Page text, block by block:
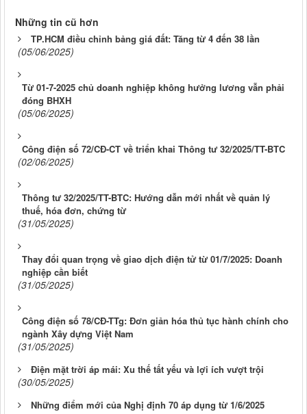
Những tin cũ hơn
TP.HCM điều chỉnh bảng giá đất: Tăng từ 4 đến 38 lần
(05/06/2025)
Từ 01-7-2025 chủ doanh nghiệp không hưởng lương vẫn phải
đóng BHXH
(05/06/2025)
Công điện số 72/CĐ-CT về triển khai Thông tư 32/2025/TT-BTC
(02/06/2025)
Thông tư 32/2025/TT-BTC: Hướng dẫn mới nhất về quản lý
thuế, hóa đơn, chứng từ
(31/05/2025)
Thay đổi quan trọng về giao dịch điện tử từ 01/7/2025: Doanh
nghiệp cần biết
(31/05/2025)
Công điện số 78/CĐ-TTg: Đơn giản hóa thủ tục hành chính cho
ngành Xây dựng Việt Nam
(31/05/2025)
Điện mặt trời áp mái: Xu thế tất yếu và lợi ích vượt trội
(30/05/2025)
Những điểm mới của Nghị định 70 áp dụng từ 1/6/2025